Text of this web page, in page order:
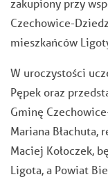
zakupiony przy
Czechowice-
mieszkańców
W uroczystości
Pępek oraz
Gminę
Mariana Błachuta,
Maciej Kołoczek,
Ligota, a Powiat